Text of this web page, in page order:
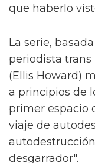
que haberlo
La serie,
periodista trans
(Ellis Howard)
a principios de
primer espacio
viaje de
desgarrador".